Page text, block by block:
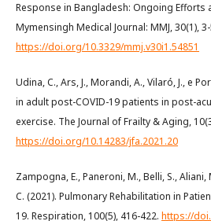
Response in Bangladesh: Ongoing Efforts
Mymensingh Medical Journal: MMJ, 30(1),
https://doi.org/10.3329/mmj.v30i1.54851
Udina, C., Ars, J., Morandi, A., Vilaró, J., e
in adult post-COVID-19 patients in post-
exercise. The Journal of Frailty & Aging,
https://doi.org/10.14283/jfa.2021.20
Zampogna, E., Paneroni, M., Belli, S.,
C. (2021). Pulmonary Rehabilitation in
19. Respiration, 100(5), 416-422. https://